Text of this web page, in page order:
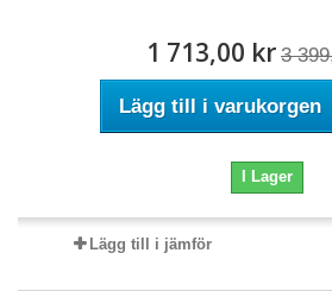
1 713,00 kr 3
Lägg till i varukorgen
I Lager
Lägg till i jämför